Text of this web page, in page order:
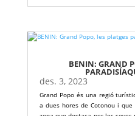
BENIN: GRAND
des. 3, 2023
Grand Popo és una regió
a dues hores de Cotonou i